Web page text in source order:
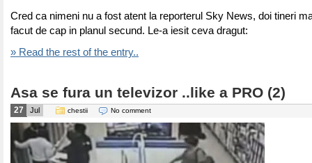
Cred ca nimeni nu a fost atent la reporterul Sky News, doi tineri
facut de cap in planul secund. Le-a iesit ceva dragut:
» Read the rest of the entry..
Asa se fura un televizor ..like a PRO (2)
27 Jul chestii No comment